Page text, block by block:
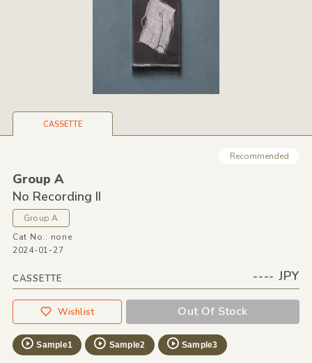
CASSETTE
Recommended
Group A
No Recording II
Group A
Cat No.: none
2024-01-27
CASSETTE ---- JPY
Wishlist Out Of Stock
Sample1 Sample2 Sample3